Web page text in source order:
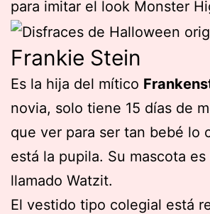
para imitar el look Monster
Frankie Stein
Es la hija del mítico
novia, solo tiene 15 días de
que ver para ser tan bebé lo
está la pupila. Su mascota
llamado Watzit.
El vestido tipo colegial está